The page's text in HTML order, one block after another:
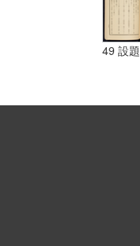
49 設題